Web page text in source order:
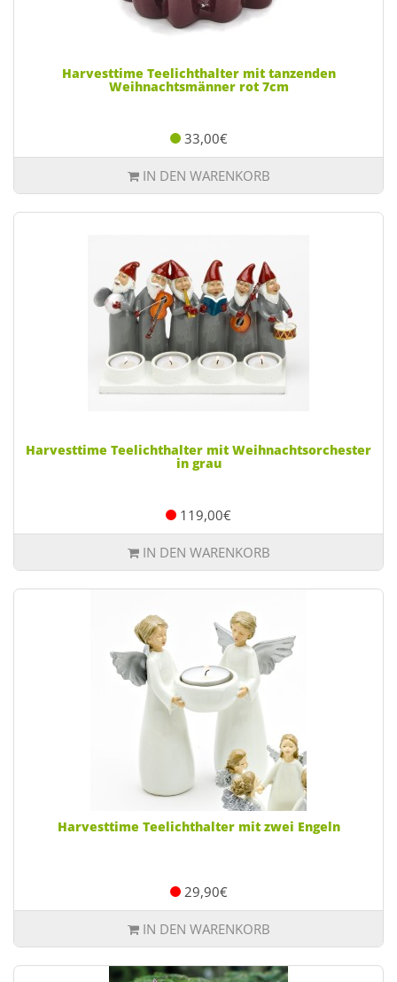
Harvesttime Teelichthalter mit tanzenden
Weihnachtsmänner rot 7cm
33,00€
IN DEN WARENKORB
Harvesttime Teelichthalter mit Weihnachtsorchester
in grau
119,00€
IN DEN WARENKORB
Harvesttime Teelichthalter mit zwei Engeln
29,90€
IN DEN WARENKORB